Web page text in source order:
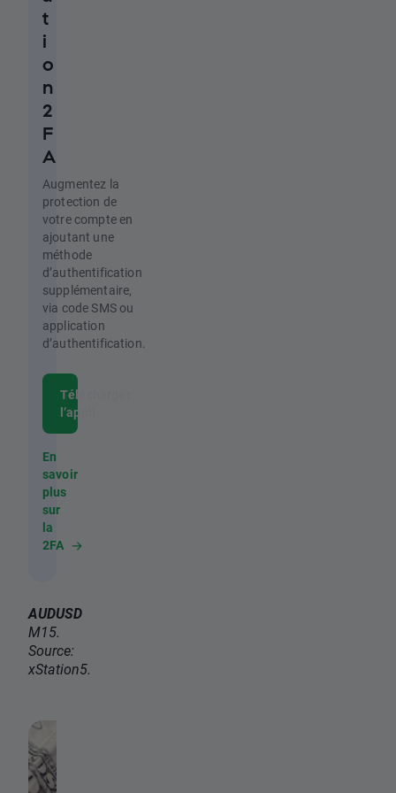
t
i
o
n
2
F
A
Augmentez la
protection de
votre compte en
ajoutant une
méthode
d’authentification
supplémentaire,
via code SMS ou
application
d’authentification.
Télécharger
l’appli
En
savoir
plus
sur
la
2FA
AUDUSD
M15.
Source:
xStation5.